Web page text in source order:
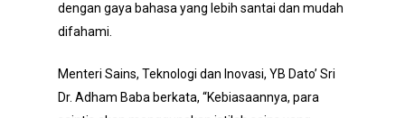
dengan gaya bahasa yang lebih santai dan mudah
difahami.
Menteri Sains, Teknologi dan Inovasi, YB Dato’ Sri
Dr. Adham Baba berkata, “Kebiasaannya, para